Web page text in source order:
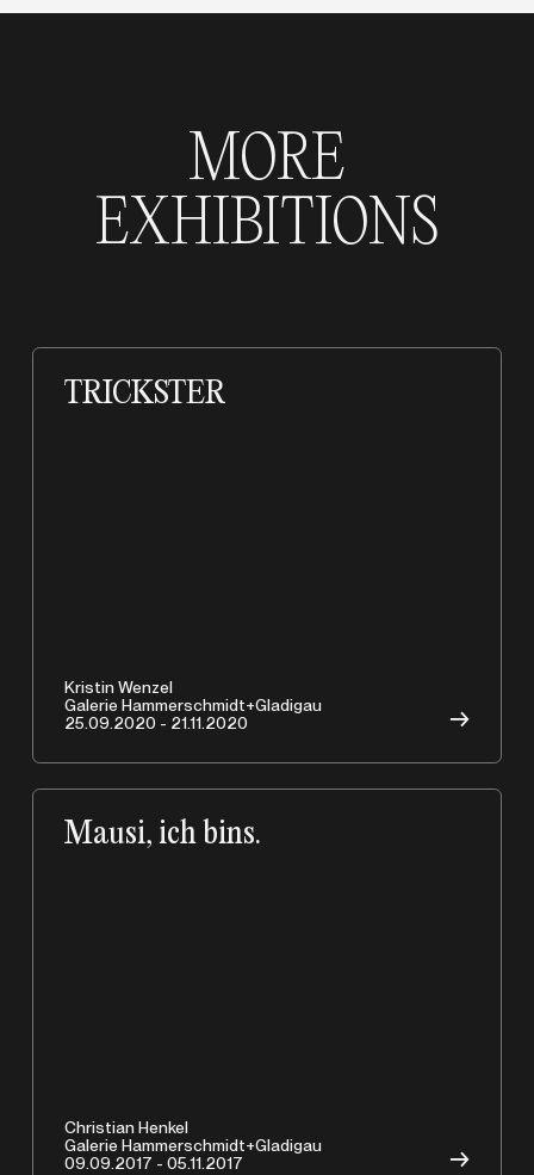
MORE
EXHIBITIONS
TRICKSTER
Kristin Wenzel
Galerie Hammerschmidt+Gladigau
25.09.2020 - 21.11.2020
→
Mausi, ich bins.
Christian Henkel
Galerie Hammerschmidt+Gladigau
09.09.2017 - 05.11.2017
→